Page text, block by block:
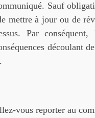
Sauf
mettre à jour ou de
Par conséquent,
découlant
vous reporter au